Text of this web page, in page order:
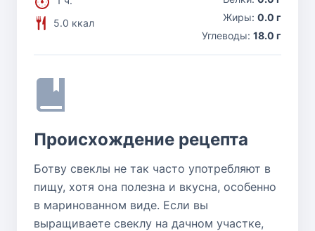
5.0 ккал
Жиры: 0.0 г
Углеводы: 18.0 г
Происхождение рецепта
Ботву свеклы не так часто употребляют в
пищу, хотя она полезна и вкусна, особенно
в маринованном виде. Если вы
выращиваете свеклу на дачном участке,